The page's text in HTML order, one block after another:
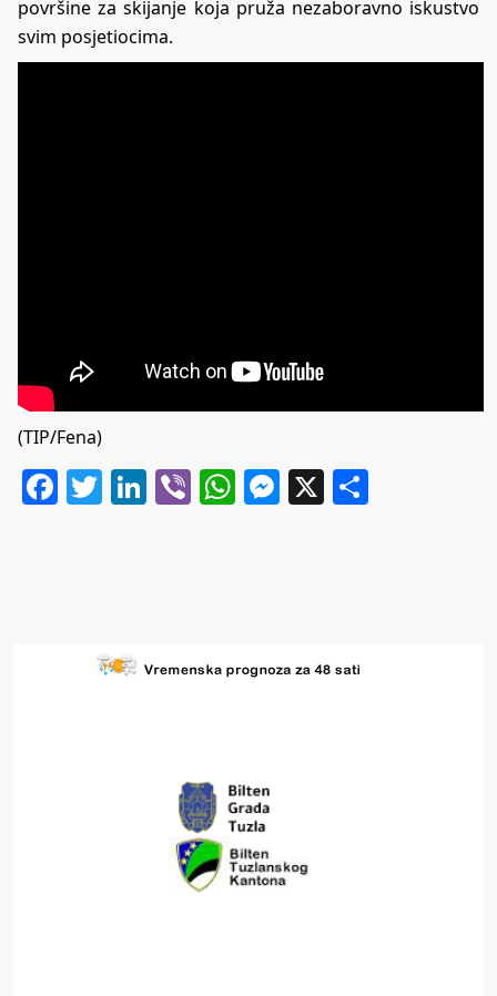
površine za skijanje koja pruža nezaboravno iskustvo
svim posjetiocima.
(TIP/Fena)
Facebook
Twitter
LinkedIn
ViberWhatsApp
Messenger
X